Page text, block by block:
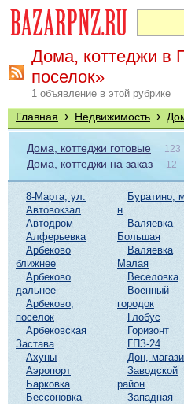
Дома, коттеджи в
поселок»
1 объявление в этой рубрике
Главная › Недвижимость ›
Дома, коттеджи готовые 123
Дома, коттеджи на заказ 12
8-Марта, ул.
Автовокзал
Автодром
Алферьевка
Арбеково
ближнее
Арбеково
дальнее
Арбеково,
поселок
Арбековская
Застава
Ахуны
Аэропорт
Барковка
Бессоновка
Буратино,
н
Валяевка
Большая
Валяевка
Малая
Веселовка
Военный
городок
Глобус
Горизонт
ГПЗ-24
Дон,
Заводской
район
Западная